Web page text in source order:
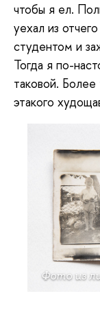
чтобы я ел.
уехал из
студентом и
Тогда я по-
таковой.
этакого
Фото из